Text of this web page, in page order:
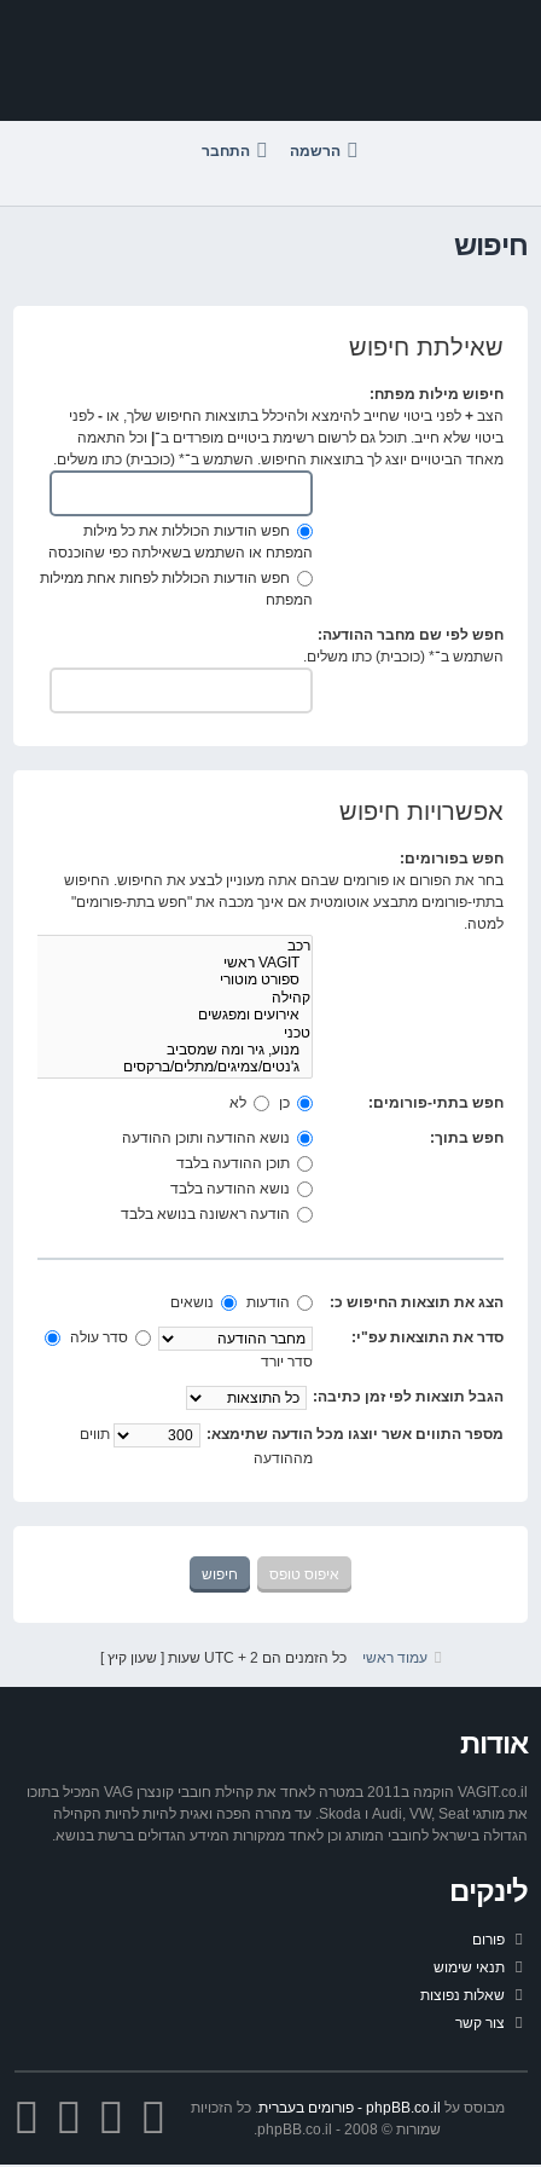
הרשמה התחבר
חיפוש
שאילתת חיפוש
חיפוש מילות מפתח:
הצב+ לפני ביטוי שחייב להימצא ולהיכלל בתוצאות החיפוש שלך, או- לפני
ביטוי שלא חייב. תוכל גם לרשום רשימת ביטויים מופרדים ב־| וכל התאמה
מאחד הביטויים יוצג לך בתוצאות החיפוש. השתמש ב־* (כוכבית) כתו משלים.
חפש הודעות הכוללות את כל מילות
המפתח או השתמש בשאילתה כפי שהוכנסה
חפש הודעות הכוללות לפחות אחת ממילות
המפתח
חפש לפי שם מחבר ההודעה:
השתמש ב־* (כוכבית) כתו משלים.
אפשרויות חיפוש
חפש בפורומים:
בחר את הפורום או פורומים שבהם אתה מעוניין לבצע את החיפוש. החיפוש
בתתי-פורומים מתבצע אוטומטית אם אינך מכבה את "חפש בתת-פורומים"
למטה.
חפש בתתי-פורומים: כן לא
חפש בתוך:
נושא ההודעה ותוכן ההודעה
תוכן ההודעה בלבד
נושא ההודעה בלבד
הודעה ראשונה בנושא בלבד
הצג את תוצאות החיפוש כ: הודעות נושאים
סדר את התוצאות עפ"י:
סדר עולה
סדר יורד
הגבל תוצאות לפי זמן כתיבה:
מספר התווים אשר יוצגו מכל הודעה שתימצא:
תווים
מההודעה
עמוד ראשי כל הזמנים הם UTC + 2 שעות [ שעון קיץ ]
אודות
VAGIT.co.il הוקמה ב2011 במטרה לאחד את קהילת חובבי קונצרן VAG המכיל בתוכו
את מותגי Audi, VW, Seat ו Skoda. עד מהרה הפכה ואגית להיות להיות הקהילה
הגדולה בישראל לחובבי המותג וכן לאחד ממקורות המידע הגדולים ברשת בנושא.
לינקים
פורום
תנאי שימוש
שאלות נפוצות
צור קשר
מבוסס על phpBB.co.il - פורומים בעברית
. כל הזכויות
שמורות © 2008 - phpBB.co.il.